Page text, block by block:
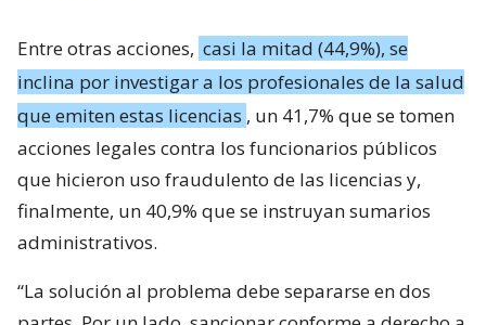
Entre otras acciones, casi la mitad (44,9%), se
inclina por investigar a los profesionales de la salud
que emiten estas licencias , un 41,7% que se tomen
acciones legales contra los funcionarios públicos
que hicieron uso fraudulento de las licencias y,
finalmente, un 40,9% que se instruyan sumarios
administrativos.
“La solución al problema debe separarse en dos